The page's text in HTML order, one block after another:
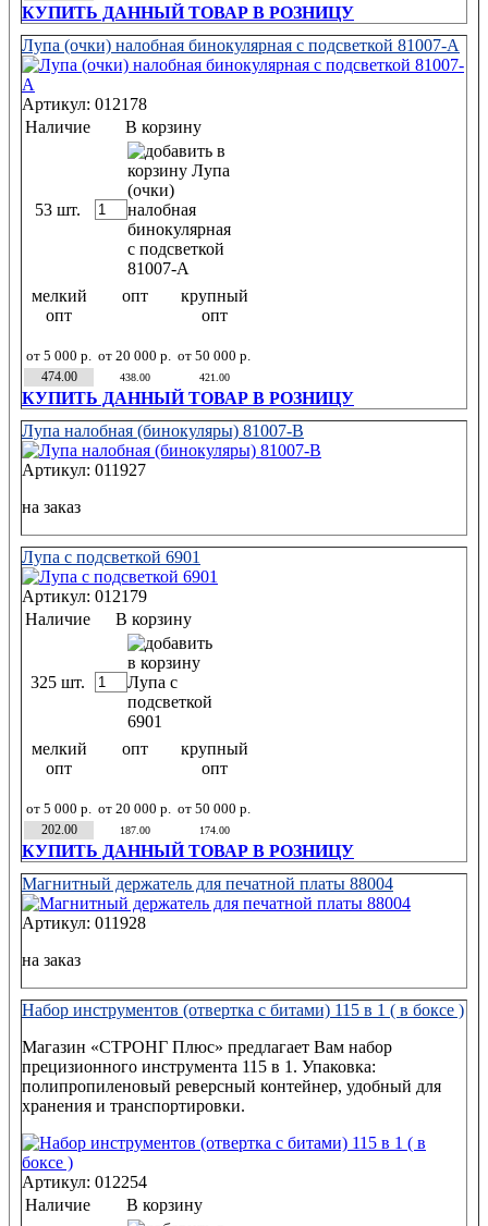
КУПИТЬ ДАННЫЙ ТОВАР В РОЗНИЦУ
Лупа (очки) налобная бинокулярная с подсветкой 81007-A
Артикул: 012178
Наличие
В корзину
53 шт.
мелкий
опт
от 5 000 р.
опт
от 20 000 р.
крупный
опт
от 50 000 р.
474.00
438.00 421.00
КУПИТЬ ДАННЫЙ ТОВАР В РОЗНИЦУ
Лупа налобная (бинокуляры) 81007-B
Артикул: 011927
на заказ
Лупа с подсветкой 6901
Артикул: 012179
Наличие
В корзину
325 шт.
мелкий
опт
от 5 000 р.
опт
от 20 000 р.
крупный
опт
от 50 000 р.
202.00
187.00 174.00
КУПИТЬ ДАННЫЙ ТОВАР В РОЗНИЦУ
Магнитный держатель для печатной платы 88004
Артикул: 011928
на заказ
Набор инструментов (отвертка с битами) 115 в 1 ( в боксе )
Магазин «СТРОНГ Плюс» предлагает Вам набор
прецизионного инструмента 115 в 1. Упаковка:
полипропиленовый реверсный контейнер, удобный для
хранения и транспортировки.
Артикул: 012254
Наличие
В корзину